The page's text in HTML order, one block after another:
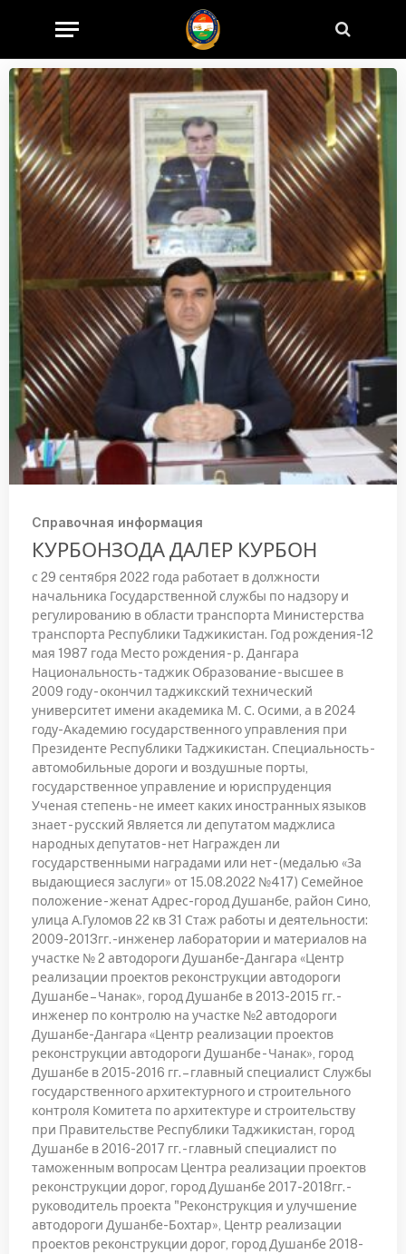
Справочная информация
КУРБОНЗОДА ДАЛЕР КУРБОН
с 29 сентября 2022 года работает в должности
начальника Государственной службы по надзору и
регулированию в области транспорта Министерства
транспорта Республики Таджикистан. Год рождения-12
мая 1987 года Место рождения - р. Дангара
Национальность - таджик Образование - высшее в
2009 году - окончил таджикский технический
университет имени академика М. С. Осими, а в 2024
году-Академию государственного управления при
Президенте Республики Таджикистан. Специальность -
автомобильные дороги и воздушные порты,
государственное управление и юриспруденция
Ученая степень - не имеет каких иностранных языков
знает - русский Является ли депутатом маджлиса
народных депутатов - нет Награжден ли
государственными наградами или нет - (медалью «За
выдающиеся заслуги» от 15.08.2022 №417) Семейное
положение - женат Адрес-город Душанбе, район Сино,
улица А.Гуломов 22 кв 31 Стаж работы и деятельности:
2009-2013гг. -инженер лаборатории и материалов на
участке № 2 автодороги Душанбе-Дангара «Центр
реализации проектов реконструкции автодороги
Душанбе – Чанак», город Душанбе в 2013-2015 гг. -
инженер по контролю на участке №2 автодороги
Душанбе-Дангара «Центр реализации проектов
реконструкции автодороги Душанбе - Чанак», город
Душанбе в 2015-2016 гг. – главный специалист Службы
государственного архитектурного и строительного
контроля Комитета по архитектуре и строительству
при Правительстве Республики Таджикистан, город
Душанбе в 2016-2017 гг. - главный специалист по
таможенным вопросам Центра реализации проектов
реконструкции дорог, город Душанбе 2017-2018гг. -
руководитель проекта "Реконструкция и улучшение
автодороги Душанбе-Бохтар», Центр реализации
проектов реконструкции дорог, город Душанбе 2018-